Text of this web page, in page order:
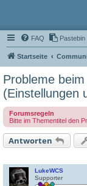
FAQ Pastebin
Startseite
Probleme
(Einstellungen
Forumsregeln
Bitte im Thementitel den
Antworten
LukeWCS
Supporter